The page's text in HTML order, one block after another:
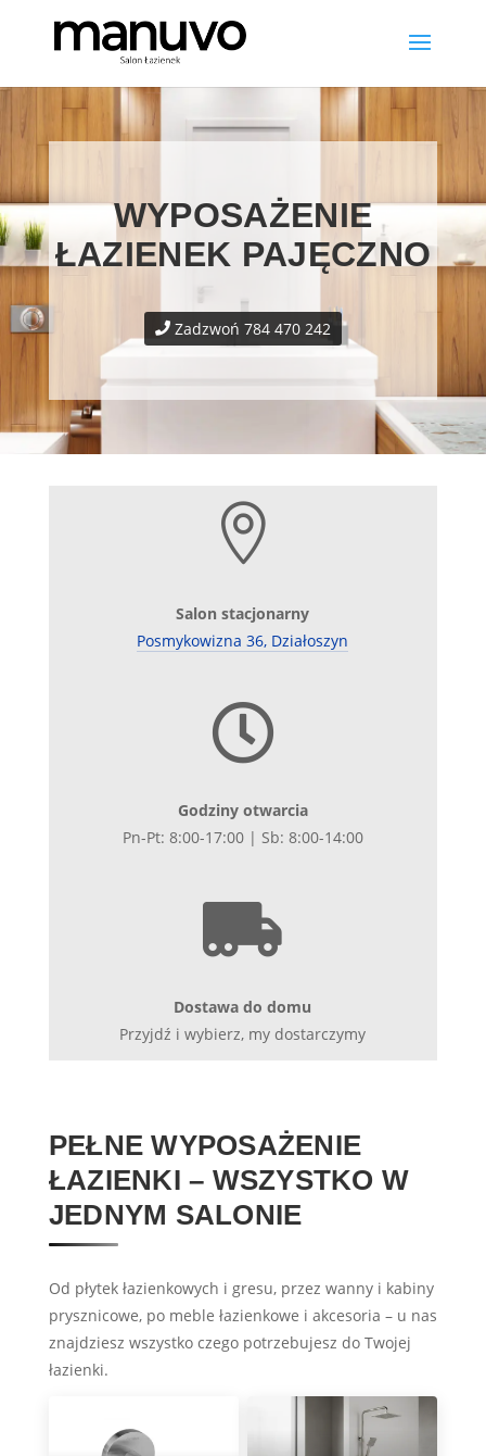
WYPOSAŻENIE
ŁAZIENEK PAJĘCZNO
Zadzwoń 784 470 242

Salon stacjonarny
Posmykowizna 36, Działoszyn

Godziny otwarcia
Pn-Pt: 8:00-17:00 | Sb: 8:00-14:00

Dostawa do domu
Przyjdź i wybierz, my dostarczymy
PEŁNE WYPOSAŻENIE
ŁAZIENKI – WSZYSTKO W
JEDNYM SALONIE
Od płytek łazienkowych i gresu, przez wanny i kabiny
prysznicowe, po meble łazienkowe i akcesoria – u nas
znajdziesz wszystko czego potrzebujesz do Twojej
łazienki.